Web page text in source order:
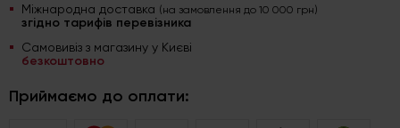
Міжнародна доставка (на замовлення до 10 000 грн)
згідно тарифів перевізника
Самовивіз з магазину у Києві
безкоштовно
Приймаємо до оплати: